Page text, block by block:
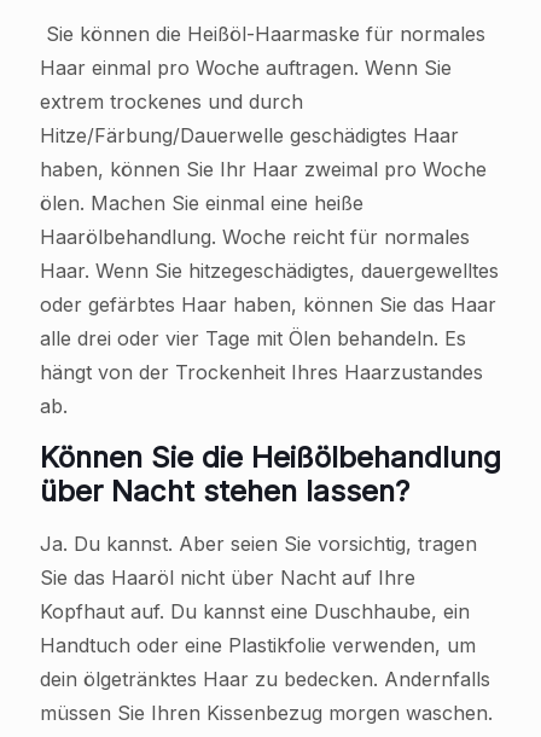
Sie können die Heißöl-Haarmaske für normales
Haar einmal pro Woche auftragen. Wenn Sie
extrem trockenes und durch
Hitze/Färbung/Dauerwelle geschädigtes Haar
haben, können Sie Ihr Haar zweimal pro Woche
ölen. Machen Sie einmal eine heiße
Haarölbehandlung. Woche reicht für normales
Haar. Wenn Sie hitzegeschädigtes, dauergewelltes
oder gefärbtes Haar haben, können Sie das Haar
alle drei oder vier Tage mit Ölen behandeln. Es
hängt von der Trockenheit Ihres Haarzustandes
ab.
Können Sie die Heißölbehandlung
über Nacht stehen lassen?
Ja. Du kannst. Aber seien Sie vorsichtig, tragen
Sie das Haaröl nicht über Nacht auf Ihre
Kopfhaut auf. Du kannst eine Duschhaube, ein
Handtuch oder eine Plastikfolie verwenden, um
dein ölgetränktes Haar zu bedecken. Andernfalls
müssen Sie Ihren Kissenbezug morgen waschen.